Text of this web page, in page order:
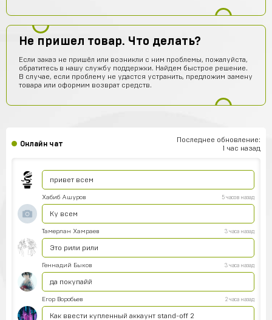
Не пришел товар. Что делать?
Если заказ не пришёл или возникли с ним проблемы, пожалуйста,
обратитесь в нашу службу поддержки. Найдем быстрое решение.
В случае, если проблему не удастся устранить, предложим замену
товара или оформим возврат средств.
Онлайн чат
Последнее обновление:
1 час назад
Классный сайт и товары!
Как пополнить боланс
Rimma Margaryan
Там с верху есть твой акк в левом верхнем углу и
Нет магаз не кидает все клево
привет всем
Хабиб Ашуров 5 часов назад
Ку всем
Тамерлан Хамраев 3 часа назад
Это рили рили
Геннадий Быков 3 часа назад
да покупайй
Егор Воробьев 2 часа назад
Как ввести купленный аккаунт stand-off 2